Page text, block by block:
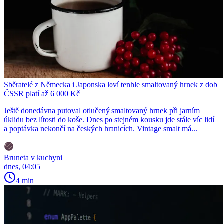
Sběratelé z Německa i Japonska loví tenhle smaltovaný hrnek z dob
ČSSR platí až 6 000 Kč
Ještě donedávna putoval otlučený smaltovaný hrnek při jarním
úklidu bez lítosti do koše. Dnes po stejném kousku jde stále víc lidí
a poptávka nekončí na českých hranicích. Vintage smalt má...
Bruneta v kuchyni
dnes, 04:05
4 min